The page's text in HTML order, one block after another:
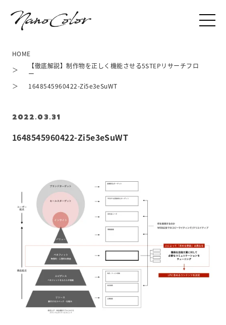
1648545960422-Zi5e3eSuWT
2022.03.31
HOME
【徹底解説】制作物を正しく機能させる5STEPリサーチフロ
ー
1648545960422-Zi5e3eSuWT